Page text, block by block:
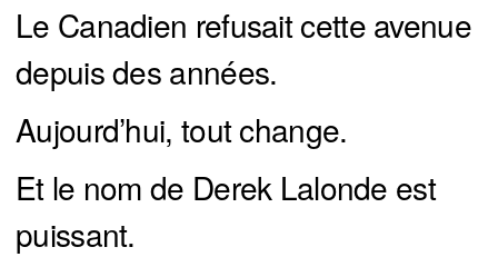
Le Canadien refusait cette avenue
depuis des années.
Aujourd’hui, tout change.
Et le nom de Derek Lalonde est
puissant.